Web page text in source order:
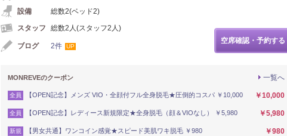
設備
総数2(ベッド2)
スタッフ
総数2人(スタッフ2人)
ブログ 2件 UP
空席確認・予約する
一覧へ
MONREVEのクーポン
全員 【OPEN記念】メンズ VIO・全顔付フル全身脱毛★圧倒的コスパ ￥10,000 ￥10,000
全員 【OPEN記念】レディース新規限定★全身脱毛（顔＆VIOなし） ￥5,980 ￥5,980
新規 【男女共通】ワンコイン感覚★スピード美肌ワキ脱毛 ￥980 ￥980